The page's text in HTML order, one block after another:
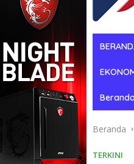
Beranda
Beranda
TERKINI